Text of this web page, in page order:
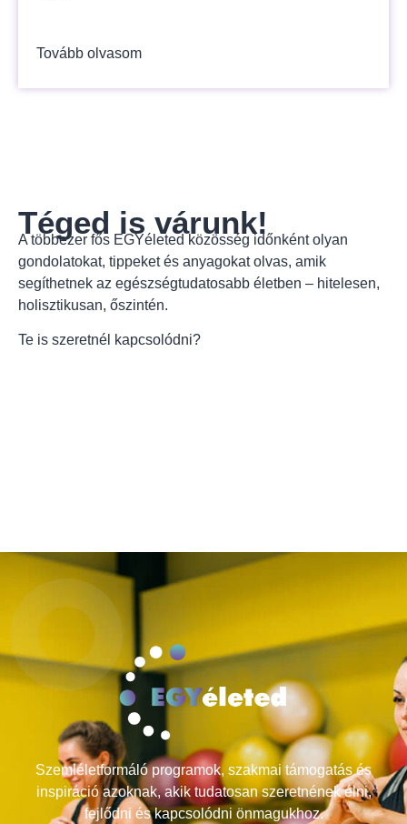
Tovább olvasom
Téged is várunk!
A többezer fős EGYéleted közösség időnként olyan
gondolatokat, tippeket és anyagokat olvas, amik
segíthetnek az egészségtudatosabb életben – hitelesen,
holisztikusan, őszintén.
Te is szeretnél kapcsolódni?
Szemléletformáló programok, szakmai támogatás és
inspiráció azoknak, akik tudatosan szeretnének élni,
fejlődni és kapcsolódni önmagukhoz.